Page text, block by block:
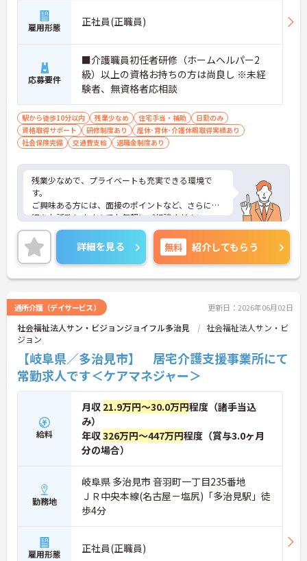
雇用形態 正社員(正職員)
応募要件
■介護職員初任者研修（ホームヘルパー2
級）以上の資格お持ちの方は尚良し ※未経
験者、無資格者応相談
駅から徒歩10分以内 残業少なめ 住宅手当・補助
日勤のみ
資格取得サポート
研修制度あり
産休･育休･介護休暇取得実績あり
社会保険完備
交通費支給 退職金制度あり
残業少なめで、プライベートも充実できる環境で
す。
ご興味ある方には、面接のポイントなど、さらに詳
細をお話致しますのでお気軽にご相談ください。
詳細を見る 無料 紹介してもらう
通所介護（デイサービス） 更新日：2026年06月02日
社会福祉法人サン・ビジョンジョイフル多治見
社会福祉法人サン・ビ
ジョン
【岐阜県／多治見市】 居宅介護支援事業所にて
常勤求人です＜ケアマネジャー＞
給料
月収 21.9万円～30.0万円程度（諸手当込
み）
年収326万円～447万円程度（賞与3.0ヶ月
分の場合）
勤務地
岐阜県 多治見市 音羽町一丁目235番地
ＪＲ中央本線(名古屋－塩尻)「多治見駅」徒
歩4分
雇用形態 正社員(正職員)